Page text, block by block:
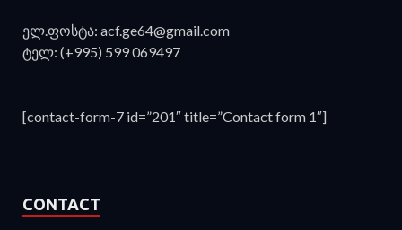
ელ.ფოსტა: acf.ge64@gmail.com
ტელ: (+995) 599 069497
[contact-form-7 id=”201″ title=”Contact form 1″]
CONTACT